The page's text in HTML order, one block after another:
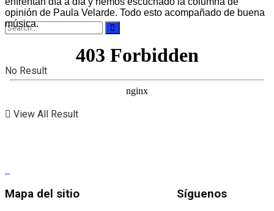
No Result
View All Result
opinión de Paula Velarde. Todo esto acompañado de buena
música.
Mapa del sitio Síguenos